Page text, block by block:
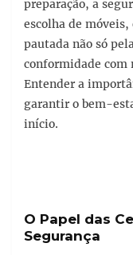
preparação, a
escolha de
pautada não só
conformidade com
Entender a
garantir o bem-
início.
O Papel das
Segurança